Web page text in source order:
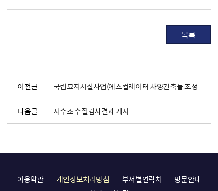
목록
이전글 국립묘지시설사업(에스컬레이터 차양건축물 조성사업)실시계획(변경) 및 지형도면 승인 고시
다음글 저수조 수질검사결과 게시
이용약관 개인정보처리방침 부서별연락처
방문안내